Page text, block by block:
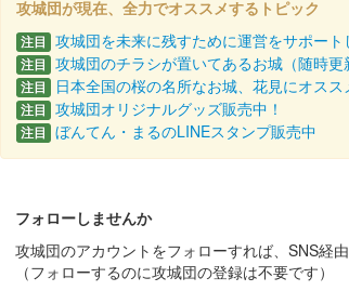
松本城 御城印 松本城×旧
販売終了
2024年11月9日に旧開智学校再オー
松本城 御城印
販売終了
登久姫氏による直筆の御城印。
攻城団が現在、全力でオススメするトピック
注目 攻城団を未来に残すために運営をサポー
注目 攻城団のチラシが置いてあるお城（随時更
注目 日本全国の桜の名所なお城、花見にオス
注目 攻城団オリジナルグッズ販売中！
注目 ぼんてん・まるのLINEスタンプ販売中
フォローしませんか
攻城団のアカウントをフォローすれば、SNS経
（フォローするのに攻城団の登録は不要です）